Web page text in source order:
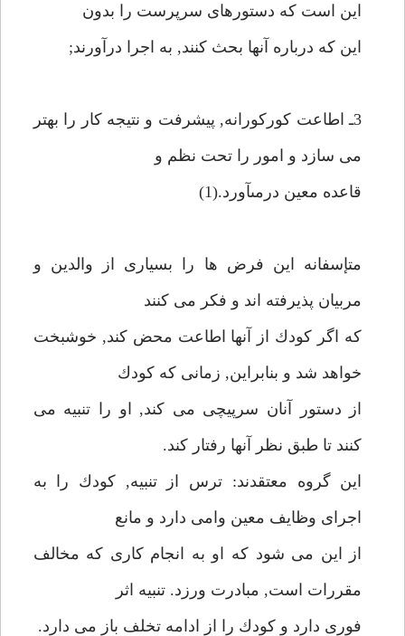
اين است كه دستورهاى سرپرست را بدون
اين كه درباره آنها بحث كنند, به اجرا درآورند;
3ـ اطاعت كوركورانه, پيشرفت و نتيجه كار را بهتر
مى سازد و امور را تحت نظم و
قاعده معين درمىآورد.(1)
متإسفانه اين فرض ها را بسيارى از والدين و
مربيان پذيرفته اند و فكر مى كنند
كه اگر كودك از آنها اطاعت محض كند, خوشبخت
خواهد شد و بنابراين, زمانى كه كودك
از دستور آنان سرپيچى مى كند, او را تنبيه مى
كنند تا طبق نظر آنها رفتار كند.
اين گروه معتقدند: ترس از تنبيه, كودك را به
اجراى وظايف معين وامى دارد و مانع
از اين مى شود كه او به انجام كارى كه مخالف
مقررات است, مبادرت ورزد. تنبيه اثر
فورى دارد و كودك را از ادامه تخلف باز مى دارد.